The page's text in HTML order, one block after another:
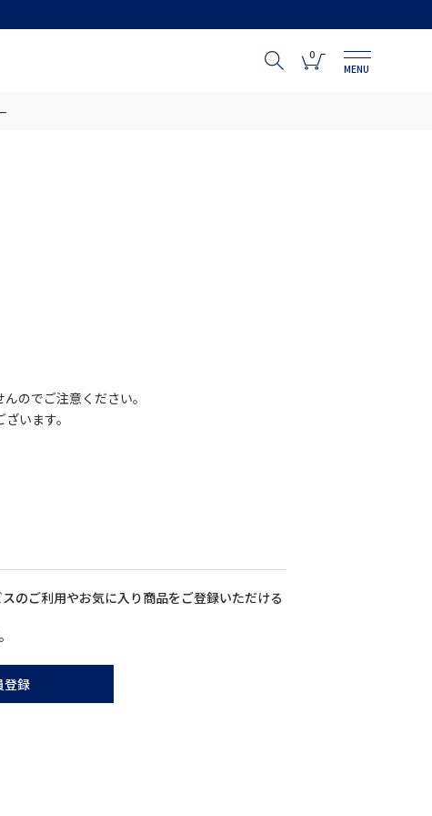
0
MENU
のでご注意ください。
います。
のご利用やお気に入り商品をご登録いただける
登録